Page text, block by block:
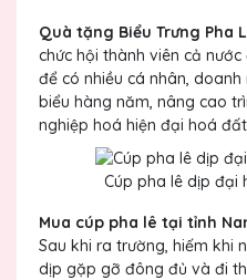
Quà tặng Biểu Trưng Pha
chức hội thành viên cả
để có nhiều cá nhân,
biểu hàng năm, nâng cao
nghiệp hoá hiện đại hoá đất
Cúp pha lê dịp đại
Mua cúp pha lê tại tỉnh
Sau khi ra trường, hiếm khi
dịp gặp gỡ đông đủ và đi